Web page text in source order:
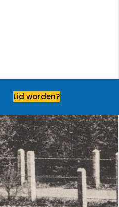
Lid worden?